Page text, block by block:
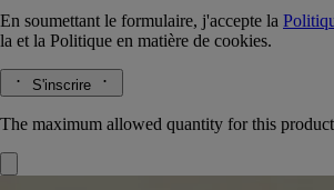
En soumettant le formulaire, j'accepte la
la et la Politique en matière de cookies.
S'inscrire
The maximum allowed quantity for this product